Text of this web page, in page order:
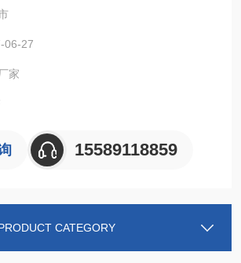
06-27
家
15589118859
CATEGORY